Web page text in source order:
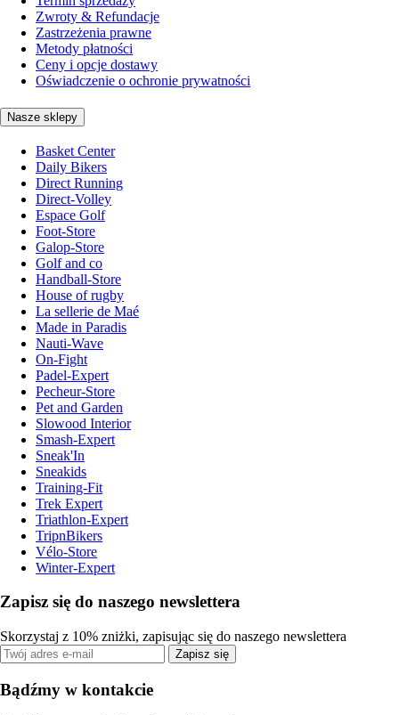
Zwroty & Refundacje
Zastrzeżenia prawne
Metody płatności
Ceny i opcje dostawy
Oświadczenie o ochronie prywatności
Nasze sklepy
Basket Center
Daily Bikers
Direct Running
Direct-Volley
Espace Golf
Foot-Store
Galop-Store
Golf and co
Handball-Store
House of rugby
La sellerie de Maé
Made in Paradis
Nauti-Wave
On-Fight
Padel-Expert
Pecheur-Store
Pet and Garden
Slowood Interior
Smash-Expert
Sneak'In
Sneakids
Training-Fit
Trek Expert
Triathlon-Expert
TripnBikers
Vélo-Store
Winter-Expert
Zapisz się do naszego newslettera
Skorzystaj z 10% zniżki, zapisując się do naszego newslettera
Zapisz się
Bądźmy w kontakcie